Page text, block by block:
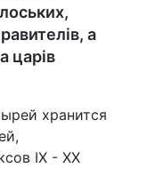
а
царів
хранится
IX - XX